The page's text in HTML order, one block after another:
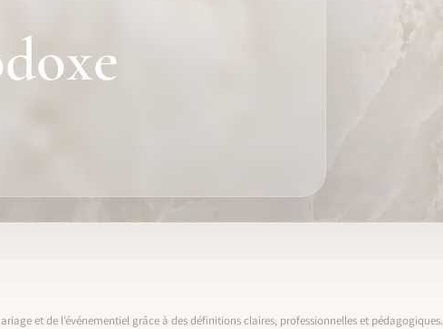
et de l’événementiel grâce à des définitions claires, professionnelles et pédagogiques.